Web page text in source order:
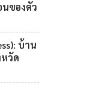
นของตัว
บ้าน
วัด